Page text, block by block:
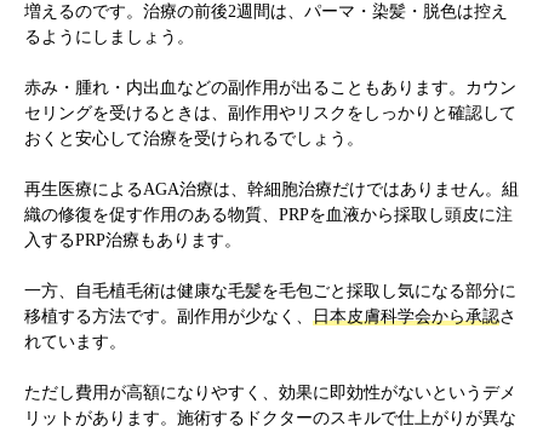
増えるのです。治療の前後2週間は、パーマ・染髪・脱色は控え
るようにしましょう。
赤み・腫れ・内出血などの副作用が出ることもあります。カウン
セリングを受けるときは、副作用やリスクをしっかりと確認して
おくと安心して治療を受けられるでしょう。
再生医療によるAGA治療は、幹細胞治療だけではありません。組
織の修復を促す作用のある物質、PRPを血液から採取し頭皮に注
入するPRP治療もあります。
一方、自毛植毛術は健康な毛髪を毛包ごと採取し気になる部分に
移植する方法です。副作用が少なく、
日本皮膚科学会から承認さ
れています。
ただし費用が高額になりやすく、効果に即効性がないというデメ
リットがあります。施術するドクターのスキルで仕上がりが異な